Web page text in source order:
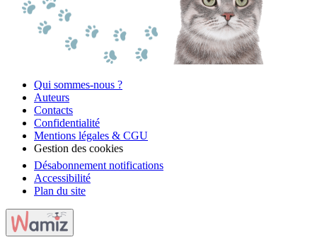
Qui sommes-nous ?
Auteurs
Contacts
Confidentialité
Mentions légales & CGU
Gestion des cookies
Désabonnement notifications
Accessibilité
Plan du site